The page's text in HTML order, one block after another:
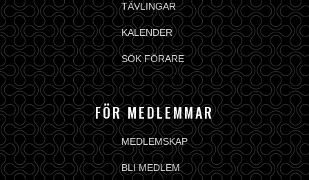
TÄVLINGAR
KALENDER
SÖK FÖRARE
FÖR MEDLEMMAR
MEDLEMSKAP
BLI MEDLEM